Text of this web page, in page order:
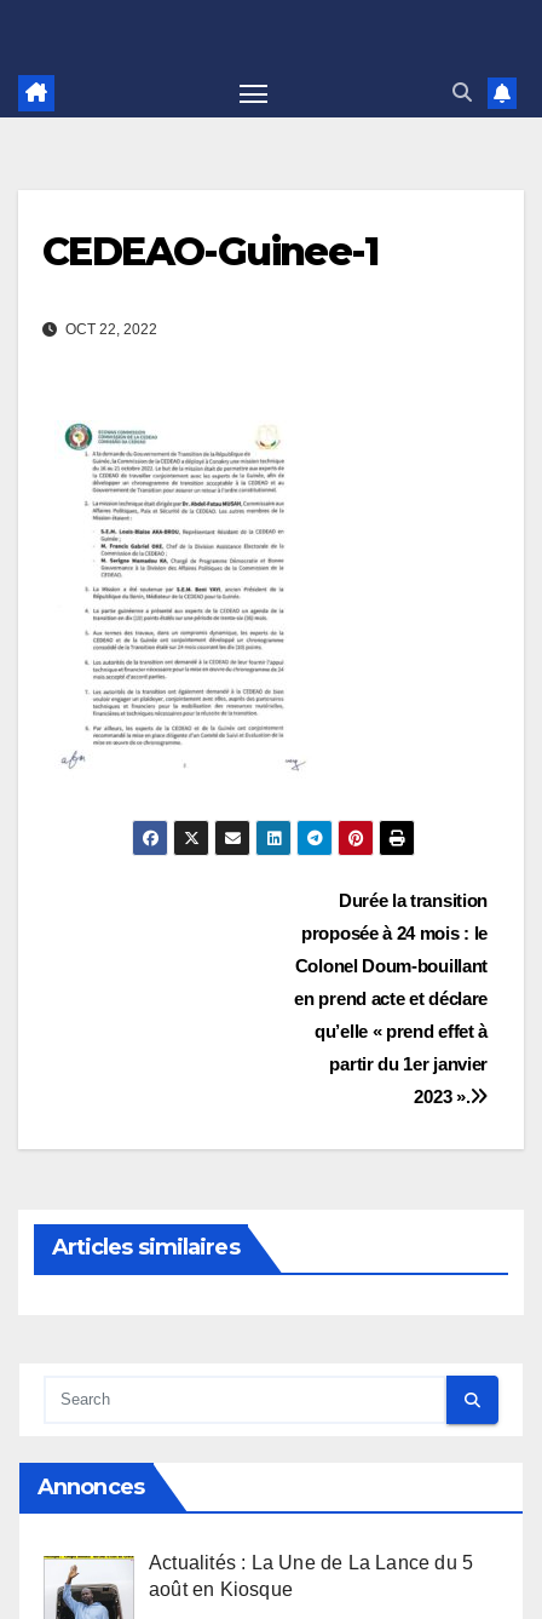
CEDEAO-Guinee-1
OCT 22, 2022
Durée la transition
proposée à 24 mois : le
Colonel Doum-bouillant
en prend acte et déclare
qu’elle « prend effet à
partir du 1er janvier
2023 ».
Articles similaires
Annonces
Actualités : La Une de La Lance du 5
août en Kiosque